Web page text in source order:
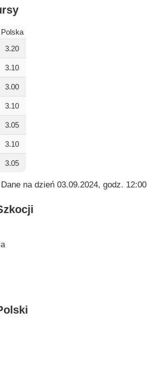
Polska
3.20
3.10
3.00
3.10
3.05
3.10
3.05
na dzień 03.09.2024, godz. 12:00